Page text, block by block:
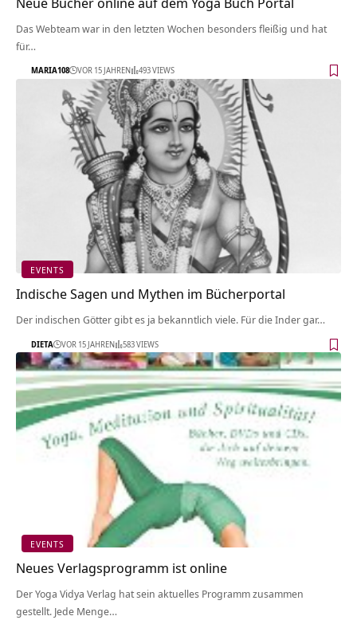
Das Webteam war in den letzten Wochen besonders fleißig und hat
für…
MARIA108 VOR 15 JAHREN 493 VIEWS
EVENTS
Indische Sagen und Mythen im Bücherportal
Der indischen Götter gibt es ja bekanntlich viele. Für die Inder gar…
DIETA VOR 15 JAHREN 583 VIEWS
EVENTS
Neues Verlagsprogramm ist online
Der Yoga Vidya Verlag hat sein aktuelles Programm zusammen
gestellt. Jede Menge…